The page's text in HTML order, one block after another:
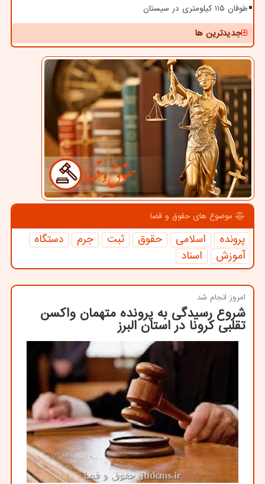
طوفان ۱۱۵ کیلومتری در سیستان
جدیدترین ها
موضوع های حقوق و قضا
پرونده اسلامی حقوق ثبت جرم
دستگاه
آموزش
اسناد
امروز انجام شد
شروع رسیدگی به پرونده متهمان واکسن
تقلبی کرونا در استان البرز